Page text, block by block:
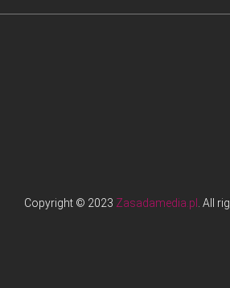
Copyright © 2023 Zasadamedia.pl . All